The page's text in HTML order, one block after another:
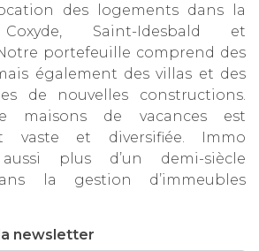
des logements dans la
Saint-Idesbald et
portefeuille comprend des
également des villas et des
de nouvelles constructions.
maisons de vacances est
vaste et diversifiée. Immo
plus d’un demi-siècle
la gestion d’immeubles
newsletter